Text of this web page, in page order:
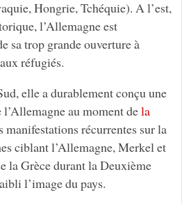
Hongrie, Tchéquie). A l’est,
l’Allemagne est
sa trop grande ouverture à
réfugiés.
elle a durablement conçu une
au moment dela
manifestations récurrentes sur la
ciblant l’Allemagne, Merkel et
la Grèce durant la Deuxième
l’image du pays.